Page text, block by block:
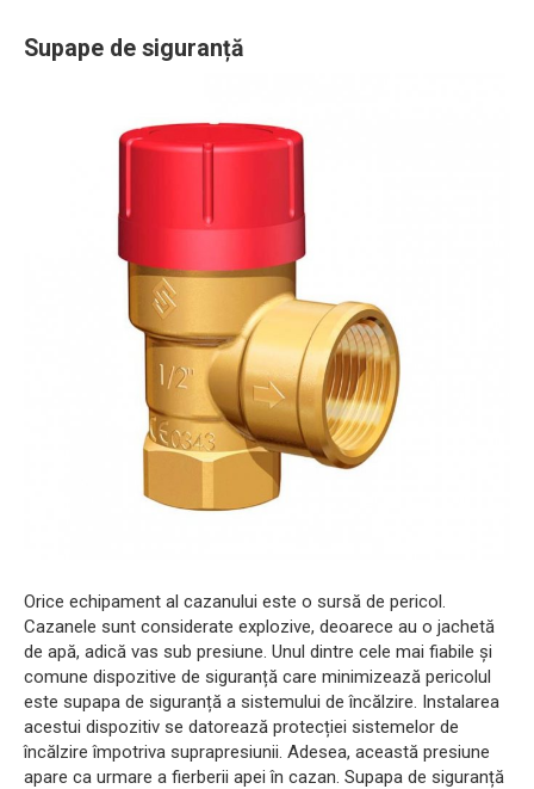
Supape de siguranță
Orice echipament al cazanului este o sursă de pericol.
Cazanele sunt considerate explozive, deoarece au o jachetă
de apă, adică vas sub presiune. Unul dintre cele mai fiabile și
comune dispozitive de siguranță care minimizează pericolul
este supapa de siguranță a sistemului de încălzire. Instalarea
acestui dispozitiv se datorează protecției sistemelor de
încălzire împotriva suprapresiunii. Adesea, această presiune
apare ca urmare a fierberii apei în cazan. Supapa de siguranță